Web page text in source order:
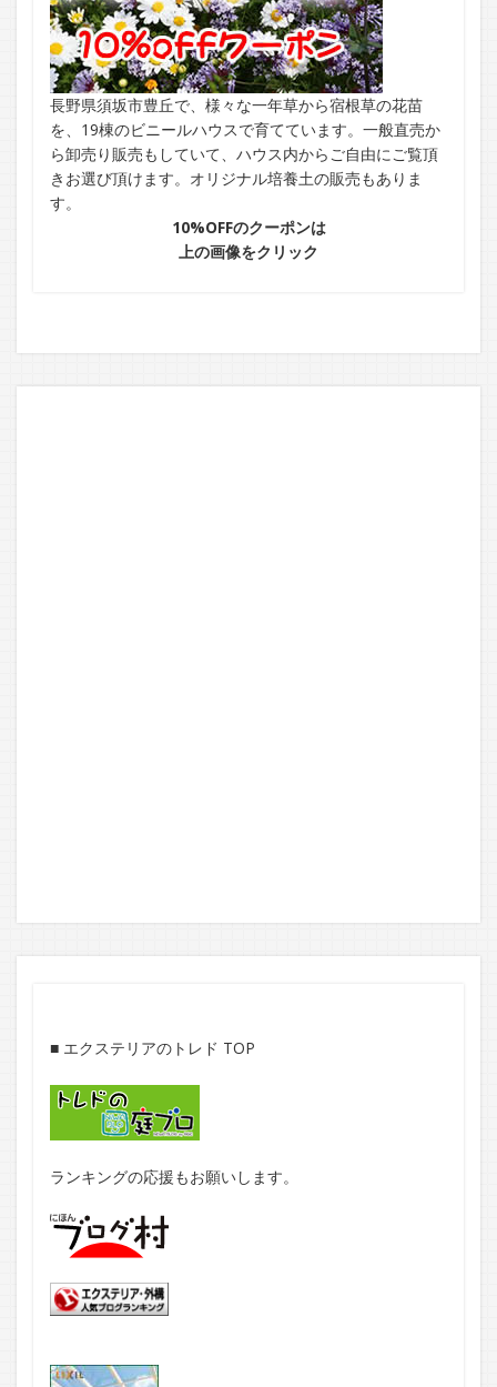
長野県須坂市豊丘で、様々な一年草から宿根草の花苗
を、19棟のビニールハウスで育てています。一般直売か
ら卸売り販売もしていて、ハウス内からご自由にご覧頂
きお選び頂けます。オリジナル培養土の販売もありま
す。
10%OFFのクーポンは
上の画像をクリック
■ エクステリアのトレド TOP
ランキングの応援もお願いします。